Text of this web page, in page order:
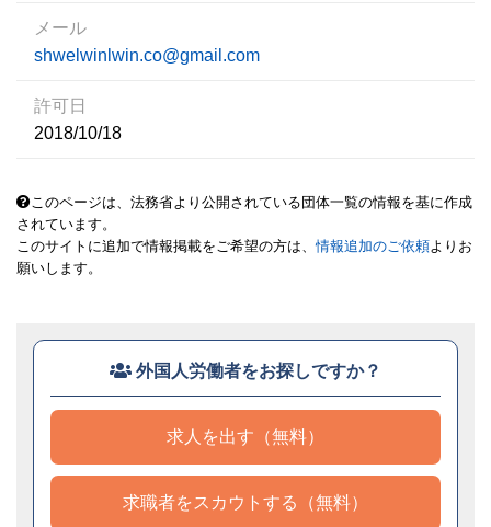
メール
shwelwinlwin.co@gmail.com
許可日
2018/10/18
このページは、法務省より公開されている団体一覧の情報を基に作成
されています。
このサイトに追加で情報掲載をご希望の方は、情報追加のご依頼よりお
願いします。
外国人労働者をお探しですか？
求人を出す（無料）
求職者をスカウトする（無料）